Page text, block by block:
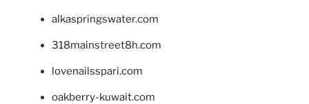
alkaspringswater.com
318mainstreet8h.com
lovenailsspari.com
oakberry-kuwait.com